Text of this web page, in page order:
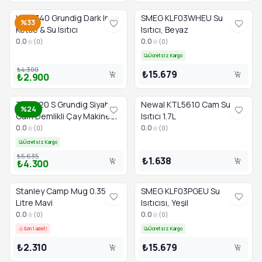
%33
WK 7340 Grundig Dark Inox
Kettle & Su Isıtıcı
0.0 (0)
₺4.300
₺2.900
SMEG KLF03WHEU Su
Isıtıcı, Beyaz
0.0 (0)
Ücretsiz Kargo
₺15.679
%24
TM 1520 S Grundig Siyah
Cam Demlikli Çay Makinesi
0.0 (0)
Ücretsiz Kargo
₺5.635
₺4.300
Newal KTL5610 Cam Su
Isıtıcı 1.7L
0.0 (0)
₺1.638
Stanley Camp Mug 0.35
Litre Mavi
0.0 (0)
Son 1 adet!
₺2.310
SMEG KLF03PGEU Su
Isıtıcısı, Yeşil
0.0 (0)
Ücretsiz Kargo
₺15.679